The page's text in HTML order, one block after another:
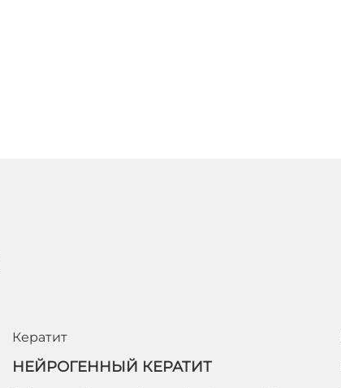
Кератит
НЕЙРОГЕННЫЙ КЕРАТИТ